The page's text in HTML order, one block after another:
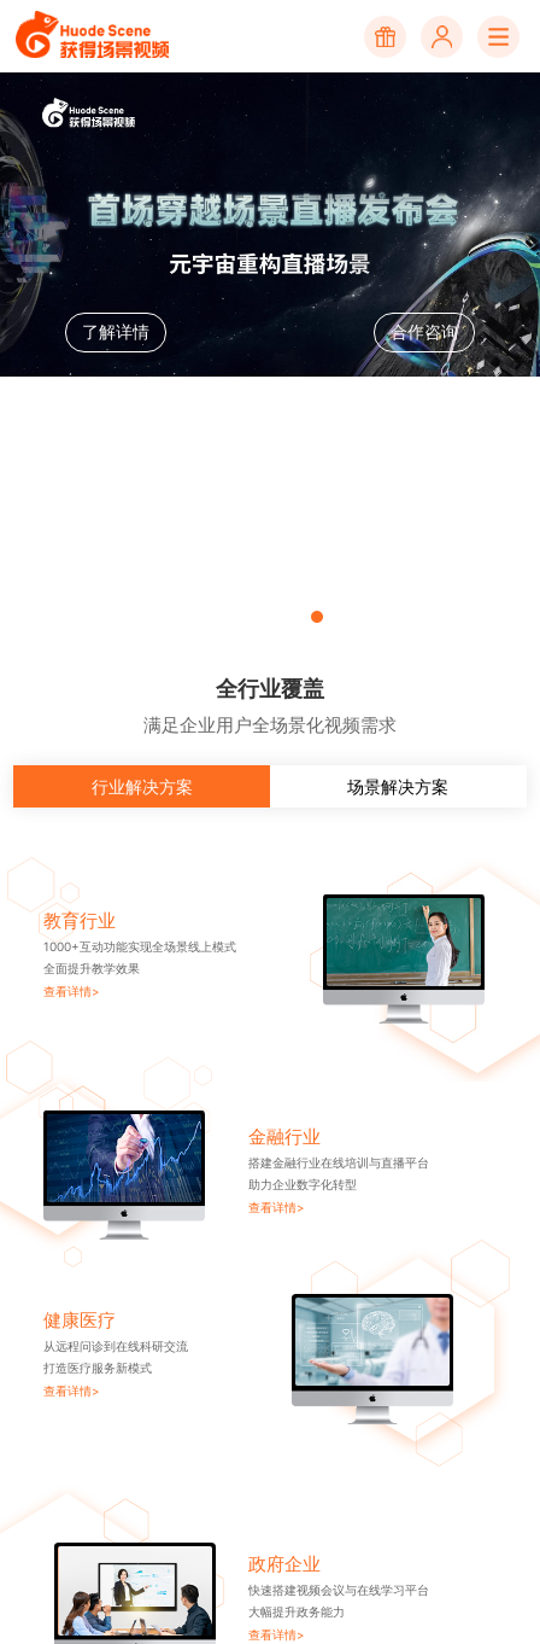
了解详情 合作咨询
全行业覆盖
满足企业用户全场景化视频需求
行业解决方案 场景解决方案
教育行业
1000+互动功能实现全场景线上模式
全面提升教学效果
查看详情>
金融行业
搭建金融行业在线培训与直播平台
助力企业数字化转型
查看详情>
健康医疗
从远程问诊到在线科研交流
打造医疗服务新模式
查看详情>
政府企业
快速搭建视频会议与在线学习平台
大幅提升政务能力
查看详情>